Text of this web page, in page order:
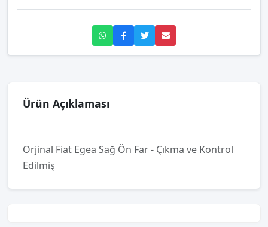
Ürün Açıklaması
Orjinal Fiat Egea Sağ Ön Far - Çıkma ve Kontrol
Edilmiş